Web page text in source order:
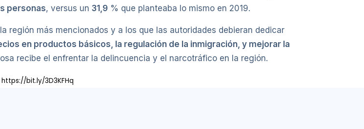
personas, versus un 31,9 % que planteaba lo mismo en 2019.
región más mencionados y a los que las autoridades debieran dedicar
en productos básicos, la regulación de la inmigración, y mejorar la
recibe el enfrentar la delincuencia y el narcotráfico en la región.
https://bit.ly/3D3KFHq